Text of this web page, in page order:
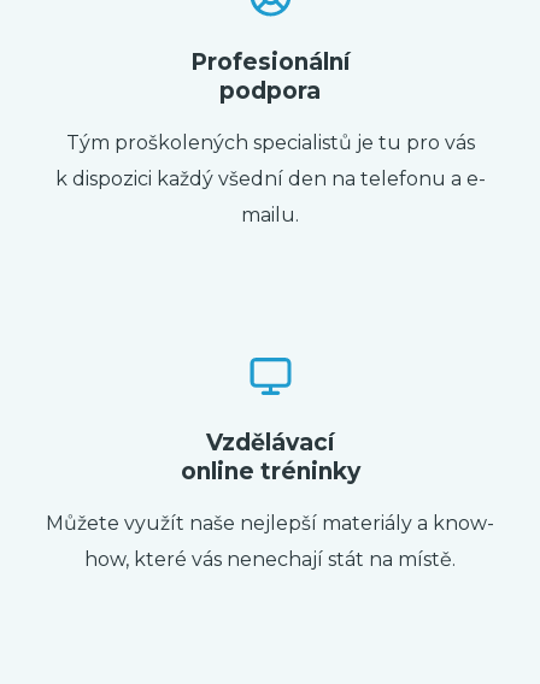
Profesionální
podpora
Tým proškolených specialistů je tu pro vás
k dispozici každý všední den na telefonu a e-
mailu.
Vzdělávací
online tréninky
Můžete využít naše nejlepší materiály a know-
how, které vás nenechají stát na místě.